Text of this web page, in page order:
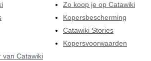
van Catawiki
Zo koop je op Catawiki
Kopersbescherming
Catawiki Stories
Kopersvoorwaarden